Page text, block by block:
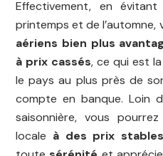
Effectivement, en
printemps et de l’automne,
aériens bien plus
à prix cassés, ce qui est
le pays au plus près de
compte en banque. Loin
saisonnière, vous
locale à des prix stables